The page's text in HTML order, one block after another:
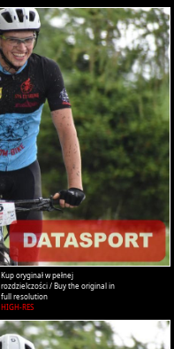
Kup oryginał w pełnej
rozdzielczości / Buy the original in
full resolution
HIGH-RES